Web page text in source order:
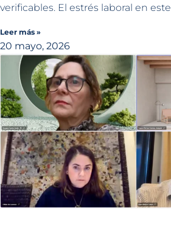
verificables. El estrés laboral en este
Leer más »
20 mayo, 2026